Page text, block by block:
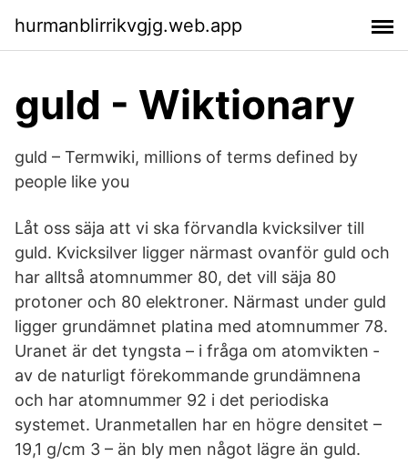
hurmanblirrikvgjg.web.app
guld - Wiktionary
guld – Termwiki, millions of terms defined by
people like you
Låt oss säja att vi ska förvandla kvicksilver till
guld. Kvicksilver ligger närmast ovanför guld och
har alltså atomnummer 80, det vill säja 80
protoner och 80 elektroner. Närmast under guld
ligger grundämnet platina med atomnummer 78.
Uranet är det tyngsta – i fråga om atomvikten ­
av de naturligt förekommande grundämnena
och har atomnummer 92 i det periodiska
systemet. Uranmetallen har en högre densitet –
19,1 g/cm 3 – än bly men något lägre än guld.